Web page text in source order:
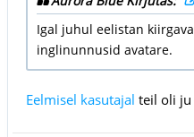
Igal juhul eelistan
inglinunnusid avatare.
Eelmisel kasutajal teil oli ju